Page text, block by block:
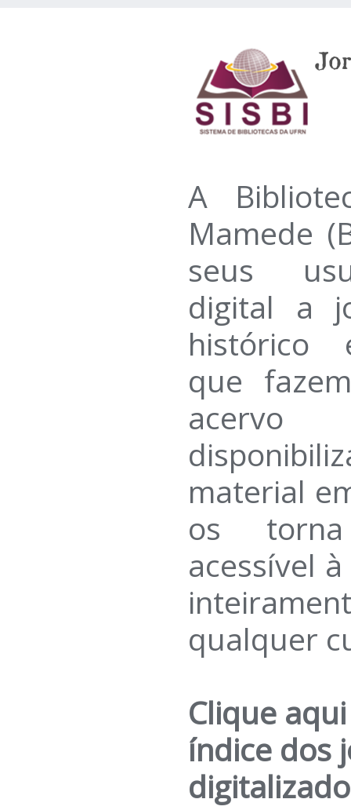
A
Mamede
seus
digital a
histórico
que
acervo
material
os
acessível
qualquer
Clique
índice dos